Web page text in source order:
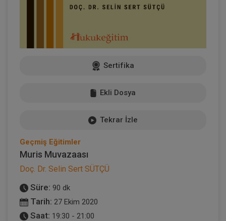
Sertifika
Ekli Dosya
Tekrar İzle
Geçmiş Eğitimler
Muris Muvazaası
Doç. Dr. Selin Sert SÜTÇÜ
Süre: 90 dk
Tarih: 27 Ekim 2020
Saat: 19:30 - 21:00